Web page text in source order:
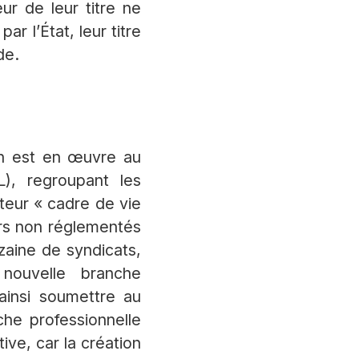
de leur titre ne
l’État, leur titre
est en œuvre au
regroupant les
« cadre de vie
non réglementés
de syndicats,
branche
soumettre au
professionnelle
car la création